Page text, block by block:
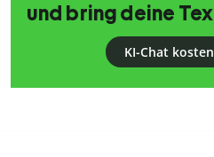
und bring deine
KI-Chat